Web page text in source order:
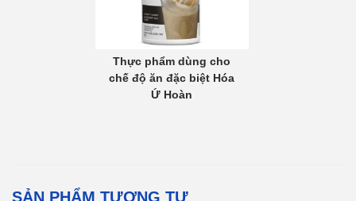
0
V
N
Đ
0
0
Thực phẩm dùng cho
chế độ ăn đặc biệt Hóa
Ứ Hoàn
SẢN PHẨM TƯƠNG TỰ